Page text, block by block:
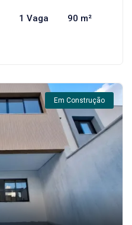
1 Vaga 90 m²
Em Construção